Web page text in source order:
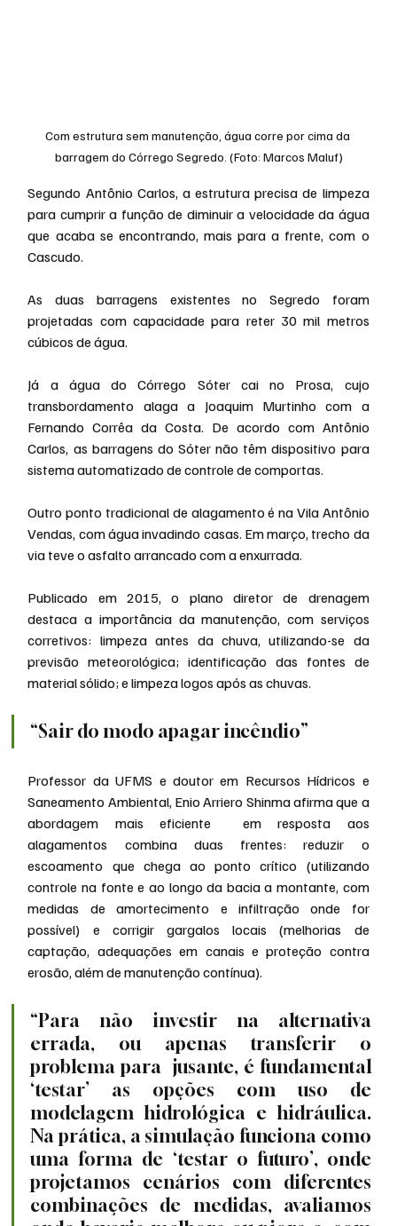
Com estrutura sem manutenção, água corre por cima da
barragem do Córrego Segredo. (Foto: Marcos Maluf)
Segundo Antônio Carlos, a estrutura precisa de limpeza
para cumprir a função de diminuir a velocidade da água
que acaba se encontrando, mais para a frente, com o
Cascudo.
As duas barragens existentes no Segredo foram
projetadas com capacidade para reter 30 mil metros
cúbicos de água.
Já a água do Córrego Sóter cai no Prosa, cujo
transbordamento alaga a Joaquim Murtinho com a
Fernando Corrêa da Costa. De acordo com Antônio
Carlos, as barragens do Sóter não têm dispositivo para
sistema automatizado de controle de comportas.
Outro ponto tradicional de alagamento é na Vila Antônio
Vendas, com água invadindo casas. Em março, trecho da
via teve o asfalto arrancado com a enxurrada.
Publicado em 2015, o plano diretor de drenagem
destaca a importância da manutenção, com serviços
corretivos: limpeza antes da chuva, utilizando-se da
previsão meteorológica; identificação das fontes de
material sólido; e limpeza logos após as chuvas.
“Sair do modo apagar incêndio”
Professor da UFMS e doutor em Recursos Hídricos e
Saneamento Ambiental, Enio Arriero Shinma afirma que a
abordagem mais eficiente  em resposta aos
alagamentos combina duas frentes: reduzir o
escoamento que chega ao ponto crítico (utilizando
controle na fonte e ao longo da bacia a montante, com
medidas de amortecimento e infiltração onde for
possível) e corrigir gargalos locais (melhorias de
captação, adequações em canais e proteção contra
erosão, além de manutenção contínua).
“Para não investir na alternativa
errada, ou apenas transferir o
problema para  jusante, é fundamental
‘testar’ as opções com uso de
modelagem hidrológica e hidráulica.
Na prática, a simulação funciona como
uma forma de ‘testar o futuro’, onde
projetamos cenários com diferentes
combinações de medidas, avaliamos